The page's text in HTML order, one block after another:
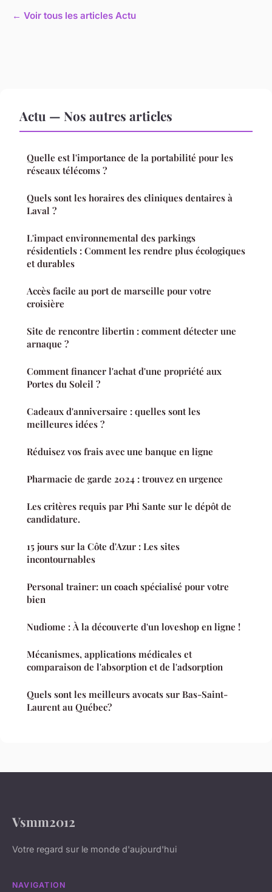
← Voir tous les articles Actu
Actu — Nos autres articles
Quelle est l'importance de la portabilité pour les
réseaux télécoms ?
Quels sont les horaires des cliniques dentaires à
Laval ?
L'impact environnemental des parkings
résidentiels : Comment les rendre plus écologiques
et durables
Accès facile au port de marseille pour votre
croisière
Site de rencontre libertin : comment détecter une
arnaque ?
Comment financer l'achat d'une propriété aux
Portes du Soleil ?
Cadeaux d'anniversaire : quelles sont les
meilleures idées ?
Réduisez vos frais avec une banque en ligne
Pharmacie de garde 2024 : trouvez en urgence
Les critères requis par Phi Sante sur le dépôt de
candidature.
15 jours sur la Côte d'Azur : Les sites
incontournables
Personal trainer: un coach spécialisé pour votre
bien
Nudiome : À la découverte d'un loveshop en ligne !
Mécanismes, applications médicales et
comparaison de l'absorption et de l'adsorption
Quels sont les meilleurs avocats sur Bas-Saint-
Laurent au Québec?
Vsmm2012
Votre regard sur le monde d'aujourd'hui
NAVIGATION